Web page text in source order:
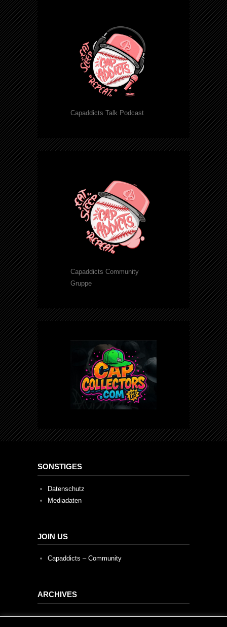
Capaddicts Talk Podcast
Capaddicts Community
Gruppe
SONSTIGES
Datenschutz
Mediadaten
JOIN US
Capaddicts – Community
ARCHIVES
Archives